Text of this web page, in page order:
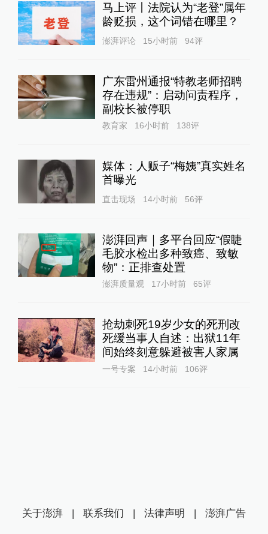
马上评丨法院认为“老登”属年
龄贬损，这个词错在哪里？
澎湃评论 15小时前 94评
广东雷州通报“特教老师招聘
存在违规”：启动问责程序，
副校长被停职
教育家 16小时前 138评
媒体：人贩子“梅姨”真实姓名
首曝光
直击现场 14小时前 56评
澎湃回声｜多平台回应“假睫
毛胶水检出多种致癌、致敏
物”：正排查处置
澎湃质量观 17小时前 65评
抢劫刺死19岁少女的死刑改
死缓当事人自述：出狱11年
间始终刻意躲避被害人家属
一号专案 14小时前 106评
关于澎湃 | 联系我们 | 法律声明 | 澎湃广告